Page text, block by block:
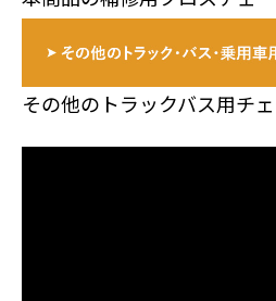
その他のトラックバス用チ